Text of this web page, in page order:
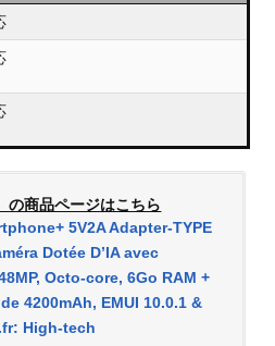
商品ページはこちら
5V2A Adapter-TYPE
Dotée D’IA avec
Octo-core, 6Go RAM +
4200mAh, EMUI 10.0.1 &
High-tech